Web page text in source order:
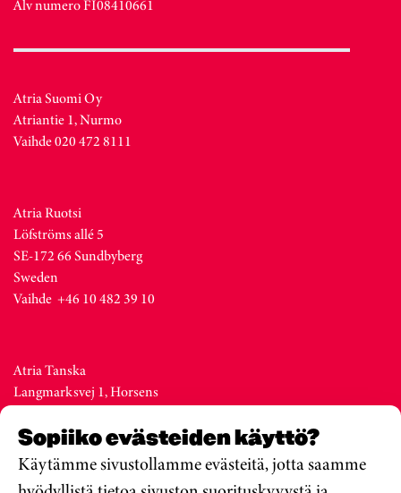
Sopiiko evästeiden käyttö?
Käytämme sivustollamme evästeitä, jotta saamme
Alv numero FI08410661
Atria Suomi Oy
Atriantie 1, Nurmo
Vaihde 020 472 8111
Atria Ruotsi
Löfströms allé 5
SE-172 66 Sundbyberg
Sweden
Vaihde +46 10 482 39 10
Atria Tanska
Langmarksvej 1, Horsens
Denmark
Vaihde +45 76 28 25 00